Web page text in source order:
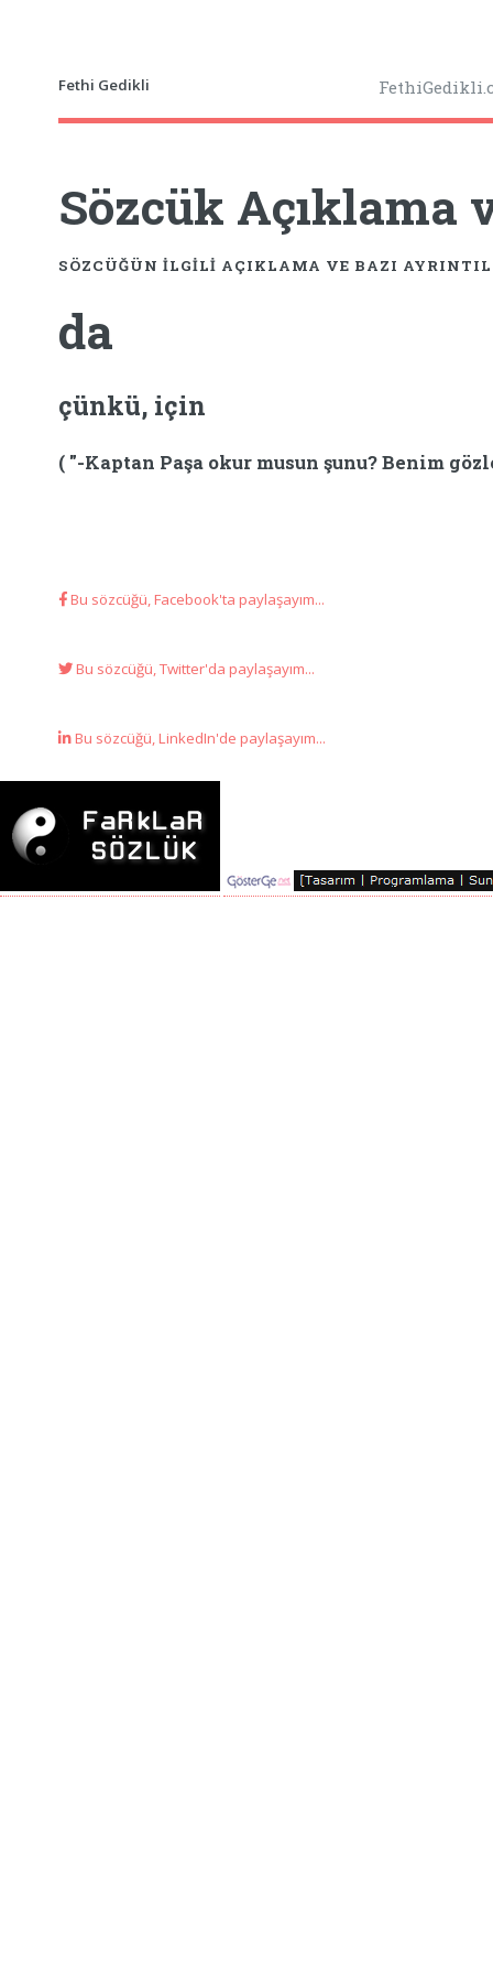
Fethi Gedikli
Sözcük Açıklama
SÖZCÜĞÜN ILGILI AÇIKLAMA VE BAZI
da
çünkü, için
( "-Kaptan Paşa okur musun şunu? Benim
Bu sözcüğü, Facebook'ta paylaşayım...
Bu sözcüğü, Twitter'da paylaşayım...
Bu sözcüğü, LinkedIn'de paylaşayım...